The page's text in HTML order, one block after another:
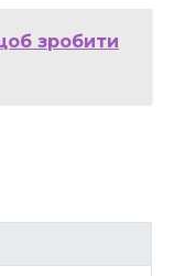
зробити